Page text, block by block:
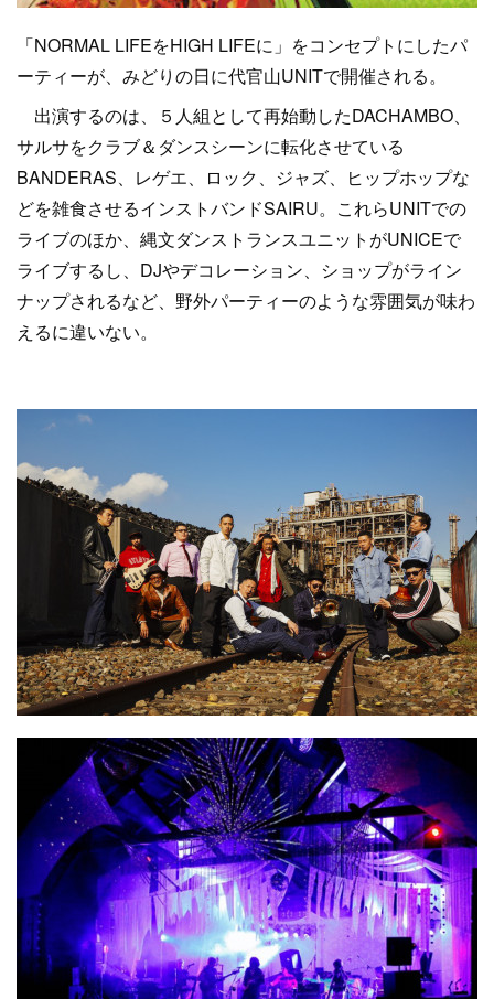
「NORMAL LIFEをHIGH LIFEに」をコンセプトにしたパ
ーティーが、みどりの日に代官山UNITで開催される。
出演するのは、５人組として再始動したDACHAMBO、
サルサをクラブ＆ダンスシーンに転化させている
BANDERAS、レゲエ、ロック、ジャズ、ヒップホップな
どを雑食させるインストバンドSAIRU。これらUNITでの
ライブのほか、縄文ダンストランスユニットがUNICEで
ライブするし、DJやデコレーション、ショップがライン
ナップされるなど、野外パーティーのような雰囲気が味わ
えるに違いない。